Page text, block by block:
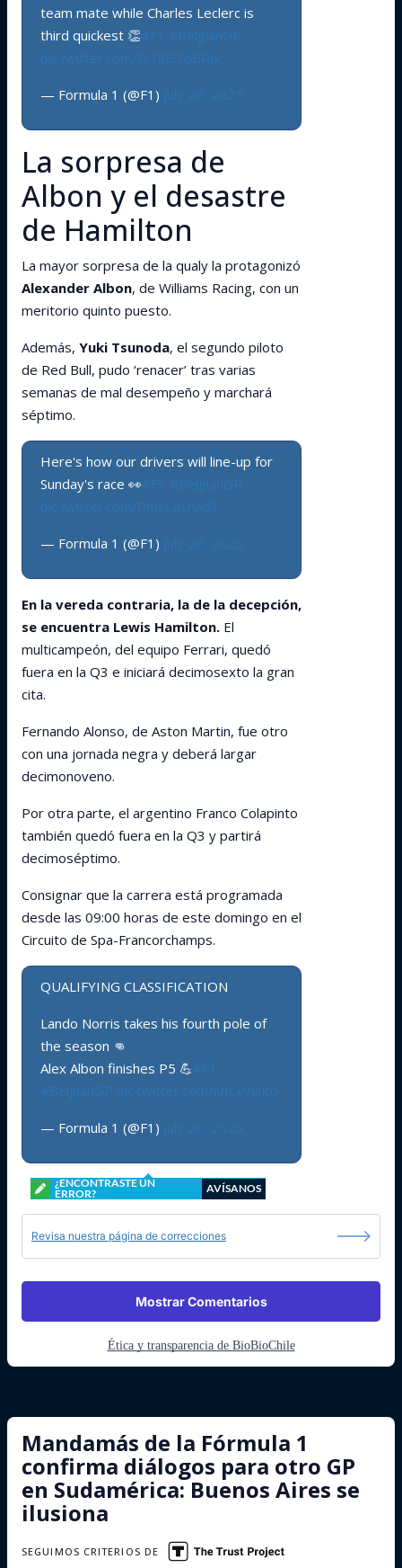
team mate while Charles Leclerc is
third quickest 👏#F1 #BelgianGP
pic.twitter.com/W18G16BRjx
— Formula 1 (@F1) July 26, 2025
La sorpresa de
Albon y el desastre
de Hamilton
La mayor sorpresa de la qualy la protagonizó
Alexander Albon, de Williams Racing, con un
meritorio quinto puesto.
Además, Yuki Tsunoda, el segundo piloto
de Red Bull, pudo ‘renacer’ tras varias
semanas de mal desempeño y marchará
séptimo.
Here's how our drivers will line-up for
Sunday's race 👀#F1 #BelgianGP
pic.twitter.com/PmsCuLhAdY
— Formula 1 (@F1) July 26, 2025
En la vereda contraria, la de la decepción,
se encuentra Lewis Hamilton. El
multicampeón, del equipo Ferrari, quedó
fuera en la Q3 e iniciará decimosexto la gran
cita.
Fernando Alonso, de Aston Martin, fue otro
con una jornada negra y deberá largar
decimonoveno.
Por otra parte, el argentino Franco Colapinto
también quedó fuera en la Q3 y partirá
decimoséptimo.
Consignar que la carrera está programada
desde las 09:00 horas de este domingo en el
Circuito de Spa-Francorchamps.
QUALIFYING CLASSIFICATION
Lando Norris takes his fourth pole of
the season 👊
Alex Albon finishes P5 💪#F1
#BelgianGP pic.twitter.com/l9fCcVuiK0
— Formula 1 (@F1) July 26, 2025
¿ENCONTRASTE UN
ERROR?
AVÍSANOS
Revisa nuestra página de correcciones
Mostrar Comentarios
Ética y transparencia de BioBioChile
Mandamás de la Fórmula 1
confirma diálogos para otro GP
en Sudamérica: Buenos Aires se
ilusiona
SEGUIMOS CRITERIOS DE